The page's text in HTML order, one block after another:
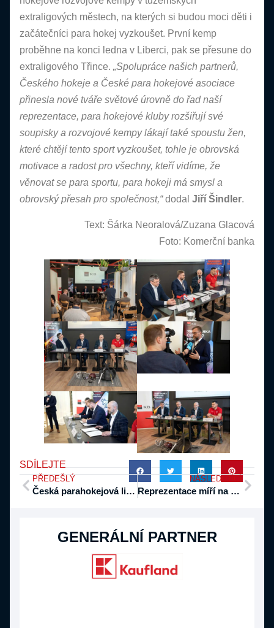
extraligových městech, na kterých si budou moci děti i
začátečníci para hokej vyzkoušet. První kemp
proběhne na konci ledna v Liberci, pak se přesune do
extraligového Třince. „Spolupráce našich partnerů,
Českého hokeje a České para hokejové asociace
přinesla nové tváře světové úrovně do řad naší
reprezentace, para hokejové kluby rozšiřují své
soupisky a rozvojové kempy lákají také spoustu žen,
které chtějí tento sport vyzkoušet, tohle je obrovská
motivace a radost pro všechny, kteří vidíme, že
věnovat se para sportu, para hokeji má smysl a
obrovský přesah pro společnost,“dodal Jiří Šindler.
Text: Šárka Neoralová/Zuzana Glacová
Foto: Komerční banka
SDÍLEJTE
PŘEDEŠLÝ
Česká parahokejová liga zná konečné pořadí po základní části
NÁSLEDUJÍCÍ
Reprezentace míří na turnaj do Itálie s dalšími nováčky
GENERÁLNÍ PARTNER